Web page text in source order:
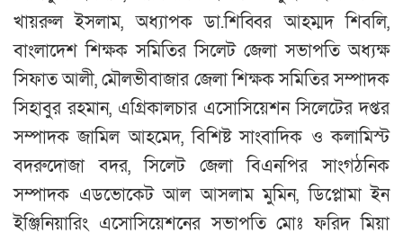
খায়রুল ইসলাম, অধ্যাপক ডা.শিব্বির আহম্মদ শিবলি,
বাংলাদেশ শিক্ষক সমিতির সিলেট জেলা সভাপতি অধ্যক্ষ
সিফাত আলী, মৌলভীবাজার জেলা শিক্ষক সমিতির সম্পাদক
সিহাবুর রহমান, এগ্রিকালচার এসোসিয়েশন সিলেটের দপ্তর
সম্পাদক জামিল আহমেদ, বিশিষ্ট সাংবাদিক ও কলামিস্ট
বদরুদোজা বদর, সিলেট জেলা বিএনপির সাংগঠনিক
সম্পাদক এডভোকেট আল আসলাম মুমিন, ডিপ্লোমা ইন
ইঞ্জিনিয়ারিং এসোসিয়েশনের সভাপতি মোঃ ফরিদ মিয়া